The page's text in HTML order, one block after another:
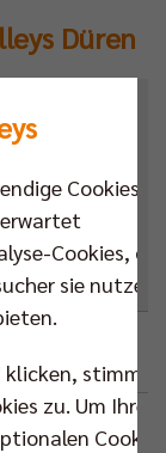
Düren
Cookies,
Cookies, die
sie nutzen,
stimmen
zu. Um Ihre
Cookies